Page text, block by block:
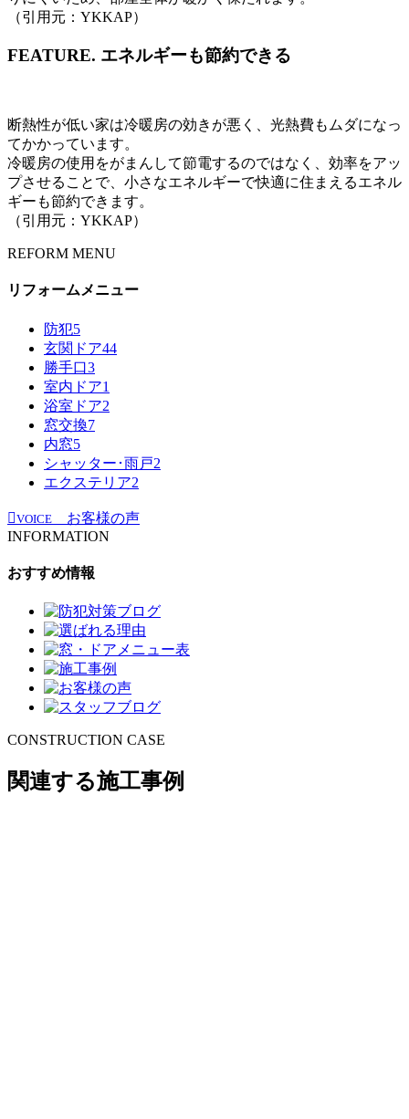
（引用元：YKKAP）
FEATURE. エネルギーも節約できる
断熱性が低い家は冷暖房の効きが悪く、光熱費もムダになっ
てかかっています。
冷暖房の使用をがまんして節電するのではなく、効率をアッ
プさせることで、小さなエネルギーで快適に住まえるエネル
ギーも節約できます。
（引用元：YKKAP）
REFORM MENU
リフォームメニュー
防犯5
玄関ドア44
勝手口3
室内ドア1
浴室ドア2
窓交換7
内窓5
シャッター･雨戸2
エクステリア2
VOICE
お客様の声
INFORMATION
おすすめ情報
CONSTRUCTION CASE
関連する施工事例